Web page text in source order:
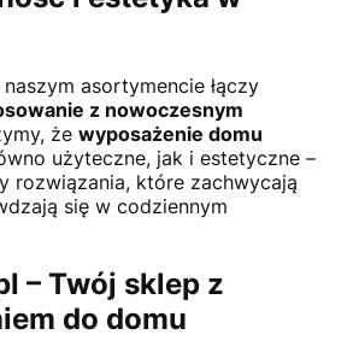
asortymencie łączy
z nowoczesnym
że wyposażenie domu
użyteczne, jak i estetyczne –
rozwiązania, które zachwycają
się w codziennym
– Twój sklep z
do domu